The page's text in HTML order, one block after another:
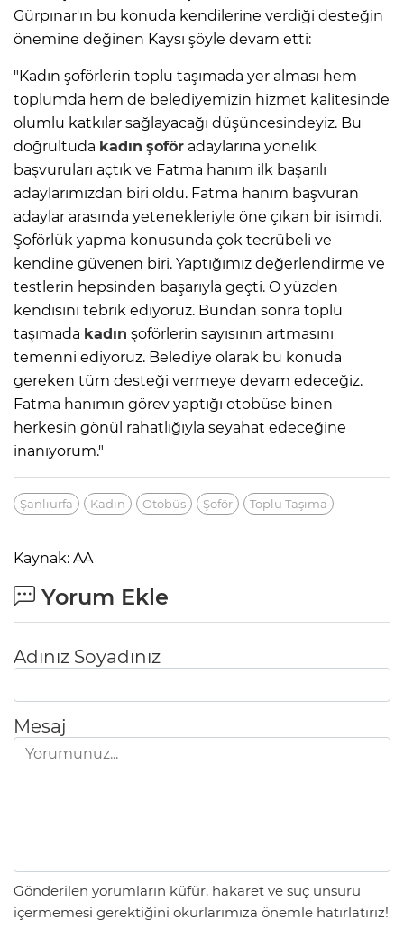
Gürpınar'ın bu konuda kendilerine verdiği desteğin
önemine değinen Kaysı şöyle devam etti:
"Kadın şoförlerin toplu taşımada yer alması hem
toplumda hem de belediyemizin hizmet kalitesinde
olumlu katkılar sağlayacağı düşüncesindeyiz. Bu
doğrultuda kadın şoför adaylarına yönelik
başvuruları açtık ve Fatma hanım ilk başarılı
adaylarımızdan biri oldu. Fatma hanım başvuran
adaylar arasında yetenekleriyle öne çıkan bir isimdi.
Şoförlük yapma konusunda çok tecrübeli ve
kendine güvenen biri. Yaptığımız değerlendirme ve
testlerin hepsinden başarıyla geçti. O yüzden
kendisini tebrik ediyoruz. Bundan sonra toplu
taşımada kadın şoförlerin sayısının artmasını
temenni ediyoruz. Belediye olarak bu konuda
gereken tüm desteği vermeye devam edeceğiz.
Fatma hanımın görev yaptığı otobüse binen
herkesin gönül rahatlığıyla seyahat edeceğine
inanıyorum."
Şanlıurfa Kadın Otobüs Şoför Toplu Taşıma
Kaynak: AA
Yorum Ekle
Adınız Soyadınız
Mesaj
Gönderilen yorumların küfür, hakaret ve suç unsuru
içermemesi gerektiğini okurlarımıza önemle hatırlatırız!